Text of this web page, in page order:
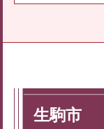
生駒市